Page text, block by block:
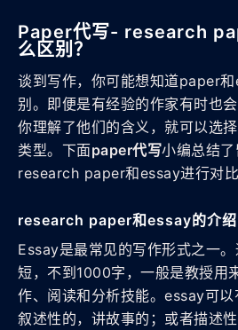
Paper代写- research
么区别？
谈到写作，你可能想知道paper
别。即便是有经验的作家有时也
你理解了他们的含义，就可以选
类型。下面paper代写小编总结
research paper和essay进行对比
research paper和essay的介绍
Essay是最常见的写作形式之一
短，不到1000字，一般是教授用
作、阅读和分析技能。essay可
叙述性的，讲故事的；或者描述